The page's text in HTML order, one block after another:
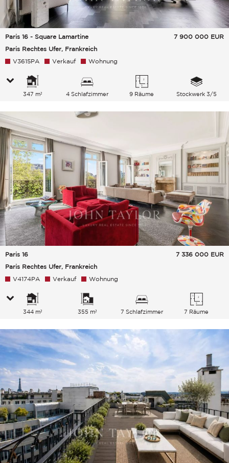
Paris 16 - Square Lamartine
Paris Rechtes Ufer, Frankreich
7 900 000 EUR
V3615PA Verkauf Wohnung
347 m² 4 Schlafzimmer 9 Räume Stockwerk 3/5
Paris 16
Paris Rechtes Ufer, Frankreich
7 336 000 EUR
V4174PA Verkauf Wohnung
344 m² 355 m² 7 Schlafzimmer 7 Räume